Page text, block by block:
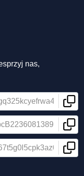
nas,